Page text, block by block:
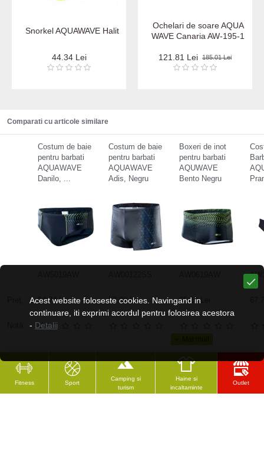
Snorkel AQUAWAVE Halit
44.34 Lei
Ochelari de soare AQUA
WAVE Canaria AW-195-1
121.81 Lei 185.01 Lei
Comparati cu articole similare
Costum de baie
pentru barbati
AQUAWAVE
Danilo, ...
Costum de baie
pentru barbati
AQUAWAVE
Adis, Negru
Boxeri de inot
pentru barbati
AQUWAVE
Bento Negru
54.74 Lei 57.08 Lei 65.14 Lei
Fitness Sport
Camping si
turism
Haine si
incaltaminte
Outlet
Acest website foloseste cookies. Navingand in
continuare, iti exprimi acordul pentru folosirea acestora
- Detalii